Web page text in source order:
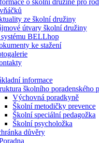
o školní družině pro
ze školní družiny
útvary školní družiny
BELLhop
ke stažení
informace
školního poradenského
Výchovná poradkyně
Školní metodičky prevence
Školní speciální pedagožka
Školní psycholožka
důvěry